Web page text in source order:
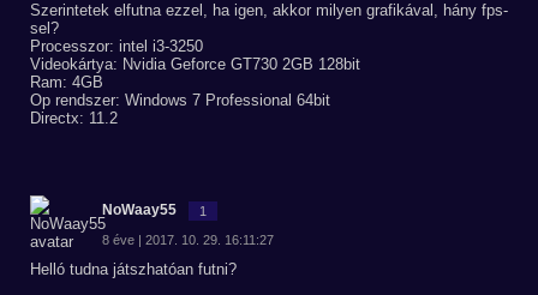
Szerintetek elfutna ezzel, ha igen, akkor milyen grafikával, hány fps-
sel?
Processzor: intel i3-3250
Videokártya: Nvidia Geforce GT730 2GB 128bit
Ram: 4GB
Op rendszer: Windows 7 Professional 64bit
Directx: 11.2
NoWaay55 1
8 éve | 2017. 10. 29. 16:11:27
Helló tudna játszhatóan futni?